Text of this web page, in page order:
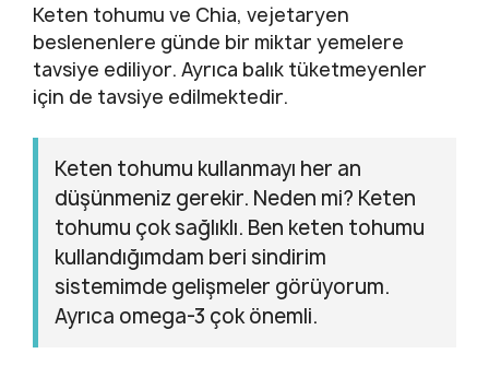
Keten tohumu ve Chia, vejetaryen
beslenenlere günde bir miktar yemelere
tavsiye ediliyor. Ayrıca balık tüketmeyenler
için de tavsiye edilmektedir.
Keten tohumu kullanmayı her an
düşünmeniz gerekir. Neden mi? Keten
tohumu çok sağlıklı. Ben keten tohumu
kullandığımdam beri sindirim
sistemimde gelişmeler görüyorum.
Ayrıca omega-3 çok önemli.